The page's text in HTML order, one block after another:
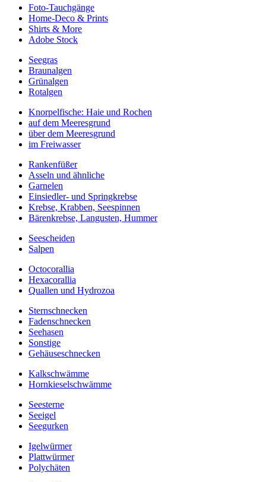
Foto-Tauchgänge
Home-Deco & Prints
Shirts & More
Adobe Stock
Seegras
Braunalgen
Grünalgen
Rotalgen
Knorpelfische: Haie und Rochen
auf dem Meeresgrund
über dem Meeresgrund
im Freiwasser
Rankenfüßer
Asseln und ähnliche
Garnelen
Einsiedler- und Springkrebse
Krebse, Krabben, Seespinnen
Bärenkrebse, Langusten, Hummer
Seescheiden
Salpen
Octocorallia
Hexacorallia
Quallen und Hydrozoa
Sternschnecken
Fadenschnecken
Seehasen
Sonstige
Gehäuseschnecken
Kalkschwämme
Hornkieselschwämme
Seesterne
Seeigel
Seegurken
Igelwürmer
Plattwürmer
Polychäten